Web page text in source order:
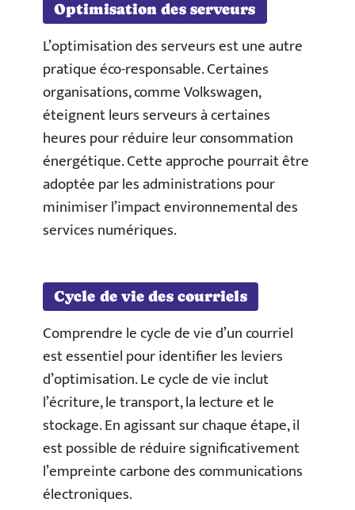
Optimisation des serveurs
L’optimisation des serveurs est une autre
pratique éco-responsable. Certaines
organisations, comme Volkswagen,
éteignent leurs serveurs à certaines
heures pour réduire leur consommation
énergétique. Cette approche pourrait être
adoptée par les administrations pour
minimiser l’impact environnemental des
services numériques.
Cycle de vie des courriels
Comprendre le cycle de vie d’un courriel
est essentiel pour identifier les leviers
d’optimisation. Le cycle de vie inclut
l’écriture, le transport, la lecture et le
stockage. En agissant sur chaque étape, il
est possible de réduire significativement
l’empreinte carbone des communications
électroniques.